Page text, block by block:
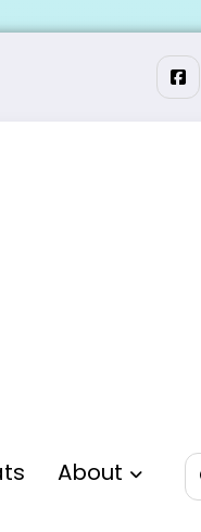
About